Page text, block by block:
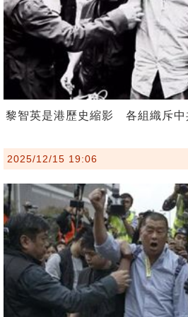
黎智英是港歷史縮影 各組織斥中
2025/12/15 19:06